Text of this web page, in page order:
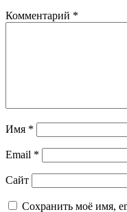
Комментарий *
Имя *
Email *
Сайт
Сохранить моё имя,